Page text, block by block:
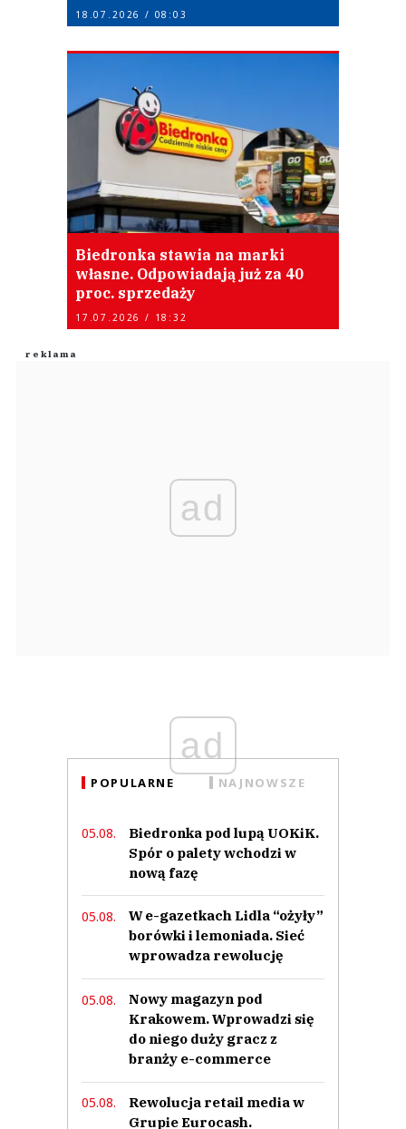
18.07.2026 / 08:03
Biedronka stawia na marki
własne. Odpowiadają już za 40
proc. sprzedaży
17.07.2026 / 18:32
ad
ad
POPULARNE NAJNOWSZE
05.08.
Biedronka pod lupą UOKiK.
Spór o palety wchodzi w
nową fazę
05.08.
W e-gazetkach Lidla “ożyły”
borówki i lemoniada. Sieć
wprowadza rewolucję
05.08.
Nowy magazyn pod
Krakowem. Wprowadzi się
do niego duży gracz z
branży e-commerce
05.08.
Rewolucja retail media w
Grupie Eurocash.